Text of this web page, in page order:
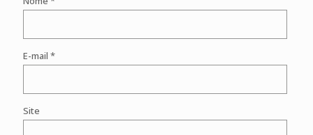
E-mail *
Site